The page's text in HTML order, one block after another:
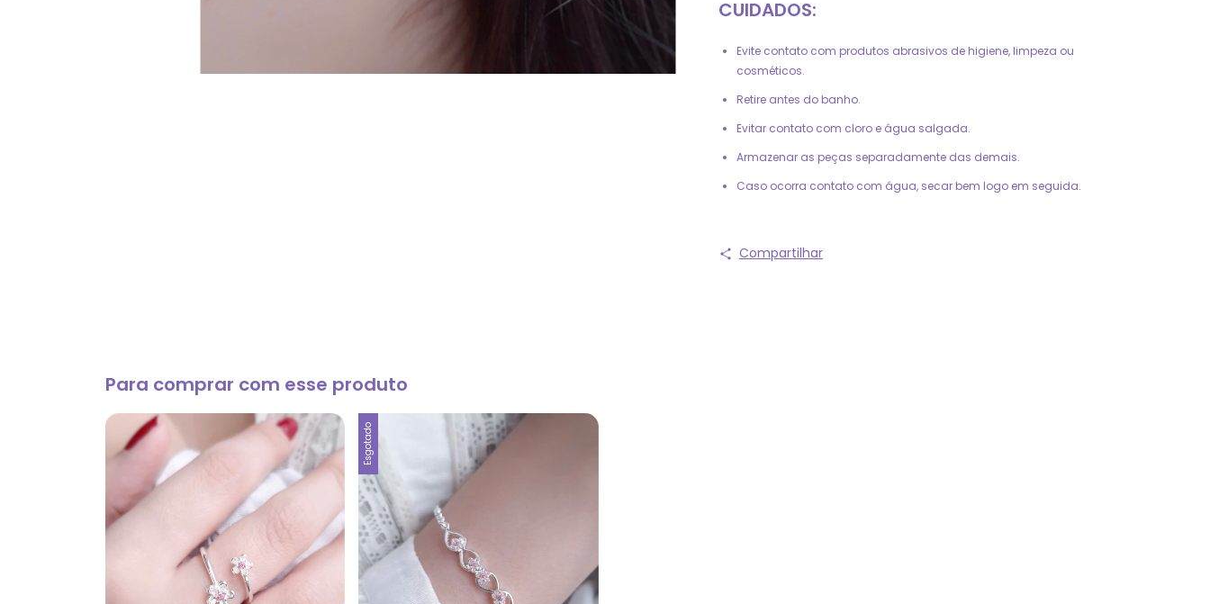
CUIDADOS:
Evite contato com produtos abrasivos de higiene, limpeza ou
cosméticos.
Retire antes do banho.
Evitar contato com cloro e água salgada.
Armazenar as peças separadamente das demais.
Caso ocorra contato com água, secar bem logo em seguida.
Compartilhar
Para comprar com esse produto
Esgotado